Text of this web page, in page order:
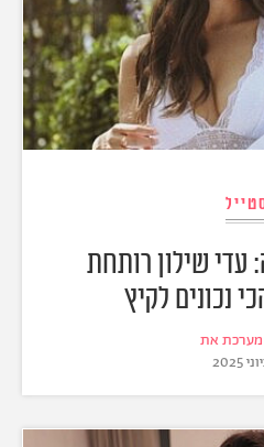
שילון רותחת
נכונים לקיץ
מערכת את